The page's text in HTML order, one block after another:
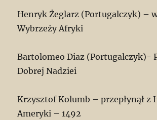
Henryk Żeglarz (Portugalczyk) –
Wybrzeży Afryki
Bartolomeo Diaz (Portugalczyk)-
Dobrej Nadziei
Krzysztof Kolumb – przepłynął z
Ameryki – 1492